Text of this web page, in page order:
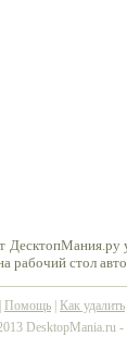
рабочий стол
Помощь Как удалить
DesktopMania.ru -